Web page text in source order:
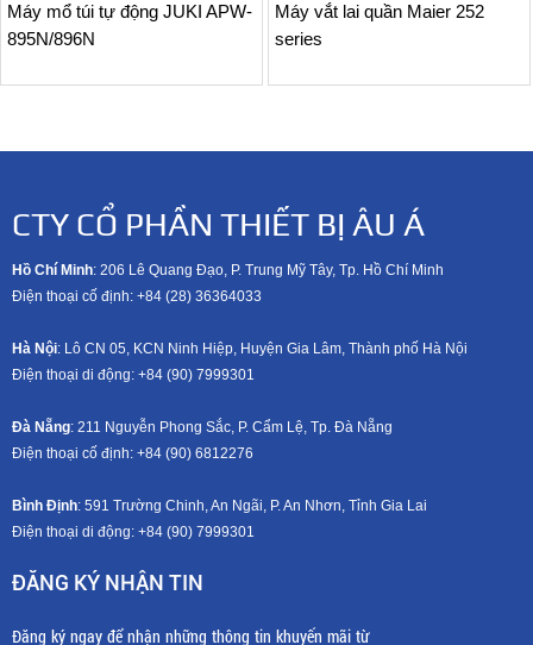
Máy mổ túi tự động JUKI APW-
895N/896N
Máy vắt lai quần Maier 252
series
CTY CỔ PHẦN THIẾT BỊ ÂU Á
Hồ Chí Minh: 206 Lê Quang Đạo, P. Trung Mỹ Tây, Tp. Hồ Chí Minh
Điện thoại cố định: +84 (28) 36364033
Hà Nội: Lô CN 05, KCN Ninh Hiệp, Huyện Gia Lâm, Thành phố Hà Nội
Điện thoại di động: +84 (90) 7999301
Đà Nẵng: 211 Nguyễn Phong Sắc, P. Cẩm Lệ, Tp. Đà Nẵng
Điện thoại cố định: +84 (90) 6812276
Bình Định: 591 Trường Chinh, An Ngãi, P. An Nhơn, Tỉnh Gia Lai
Điện thoại di động: +84 (90) 7999301
ĐĂNG KÝ NHẬN TIN
Đăng ký ngay để nhận những thông tin khuyến mãi từ